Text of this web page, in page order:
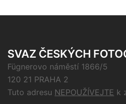
SVAZ ČESKÝCH
Fügnerovo náměstí 1866/5
120 21 PRAHA 2
Tuto adresu NEPOUŽÍVEJTE k